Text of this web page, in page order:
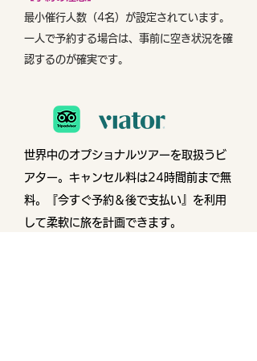
最小催行人数（4名）が設定されています。
一人で予約する場合は、事前に空き状況を確
認するのが確実です。
世界中のオプショナルツアーを取扱うビ
アター。 キャンセル料は24時間前まで無
料。『今すぐ予約＆後で支払い』を利用
して柔軟に旅を計画できます。